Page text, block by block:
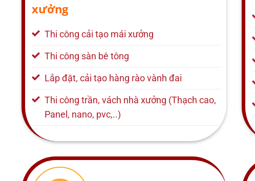
xưởng
Thi công cải tạo mái xưởng
Thi công sàn bê tông
Lắp đặt, cải tạo hàng rào vành đai
Thi công trần, vách nhà xưởng (Thạch cao,
Panel, nano, pvc,..)